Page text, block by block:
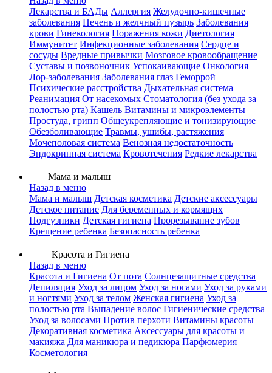
Лекарства и БАДы Аллергия Желудочно-кишечные
заболевания Печень и желчный пузырь Заболевания
крови Гинекология Поражения кожи Диетология
Иммунитет Инфекционные заболевания Сердце и
сосуды Вредные привычки Мозговое кровообращение
Суставы и позвоночник Успокаивающие Онкология
Лор-заболевания Заболевания глаз Геморрой
Психические расстройства Дыхательная система
Реанимация От насекомых Стоматология (без ухода за
полостью рта) Кашель Витамины и микроэлементы
Простуда, грипп Общеукрепляющие и тонизирующие
Обезболивающие Травмы, ушибы, растяжения
Мочеполовая система Венозная недостаточность
Эндокринная система Кровотечения Редкие лекарства
Мама и малыш
Назад в меню
Мама и малыш Детская косметика Детские аксессуары
Детское питание Для беременных и кормящих
Подгузники Детская гигиена Прорезывание зубов
Крещение ребенка Безопасность ребенка
Красота и Гигиена
Назад в меню
Красота и Гигиена От пота Солнцезащитные средства
Депиляция Уход за лицом Уход за ногами Уход за руками
и ногтями Уход за телом Женская гигиена Уход за
полостью рта Выпадение волос Гигиенические средства
Уход за волосами Против перхоти Витамины красоты
Декоративная косметика Аксессуары для красоты и
макияжа Для маникюра и педикюра Парфюмерия
Косметология